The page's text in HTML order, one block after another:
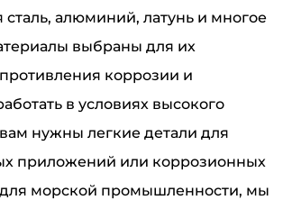
алюминий, латунь и многое
выбраны для их
коррозии и
в условиях высокого
нужны легкие детали для
приложений или коррозионных
морской промышленности, мы